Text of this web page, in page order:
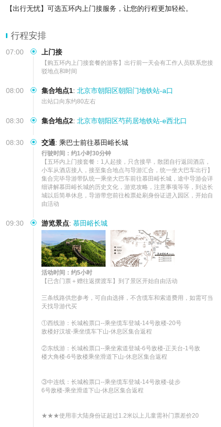
【出行无忧】可选五环内上门接服务，让您的行程更加轻松。
行程安排
07:00 上门接
【购五环内上门接套餐的游客】出行前一天会有工作人员联系您接
驳地点和时间
08:00 集合地点1: 北京市朝阳区朝阳门地铁站-a口
出站口向东约80左右
08:30 集合地点2: 北京市朝阳区芍药居地铁站-e西北口
08:30 交通: 乘巴士前往慕田峪长城
行驶时间：约1小时30分钟
【五环内上门接套餐：1人起接，只含接早，散团自行返回酒店，
小车从酒店接人，接至集合地点与导游汇合，统一坐大巴车出行】
集合完毕导游带队统一乘坐大巴车前往慕田峪长城，途中导游会详
细讲解慕田峪长城的历史文化，游览攻略，注意事项等等，到达长
城以后简单休息，导游带您前往检票处刷身份证进入园区，开始自
由活动
09:30 游览景点: 慕田峪长城
活动时间：约5小时
【已含门票＋赠往返摆渡车】到了景区开始自由活动
三条线路供您参考，可自由选择，不含缆车和索道费用，如需可当
天找导游代买
①西线游：长城检票口--乘坐缆车登城-14号敌楼-20号
敌楼好汉坡-乘坐缆车下山-休息区集合返程
②东线游：长城检票口--乘坐索道登城-6号敌楼-正关台-1号敌
楼大角楼-6号敌楼乘坐滑道下山-休息区集合返程
③中连线：长城检票口--乘坐缆车登城-14号敌楼-徒步
6号敌楼-乘坐滑道下山-休息区集合返程
★★★使用非大陆身份证超过1.2米以上儿童需补门票差价20